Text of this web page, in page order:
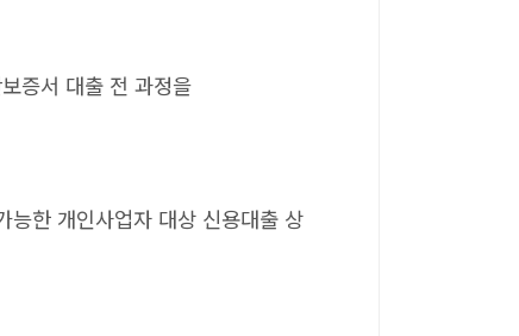
증서 대출 전 과정을
능한 개인사업자 대상 신용대출 상